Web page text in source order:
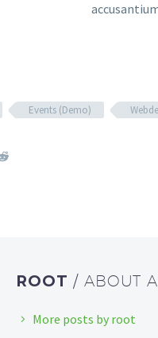
Events (Demo)
ROOT / ABOUT
More posts by root